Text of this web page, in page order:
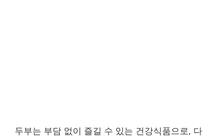
두부는 부담 없이 즐길 수 있는 건강식품으로, 다